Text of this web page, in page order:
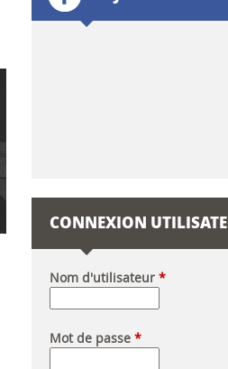
l
d
e
r
e
c
CONNEXION
Nom d'utilisateur*
Mot de passe*